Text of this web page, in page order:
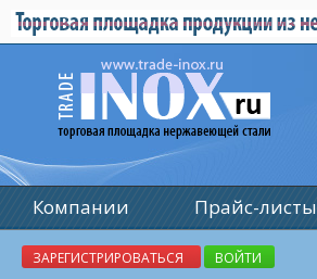
Компании Прайс-листы
Реклама
ЗАРЕГИСТРИРОВАТЬСЯ ВОЙТИ